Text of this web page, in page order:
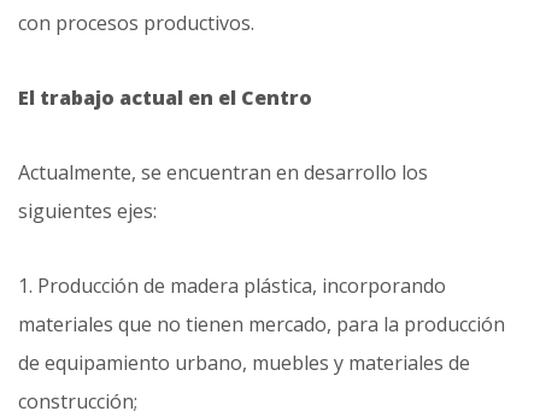
con procesos productivos.
El trabajo actual en el Centro
Actualmente, se encuentran en desarrollo los
siguientes ejes:
1. Producción de madera plástica, incorporando
materiales que no tienen mercado, para la producción
de equipamiento urbano, muebles y materiales de
construcción;